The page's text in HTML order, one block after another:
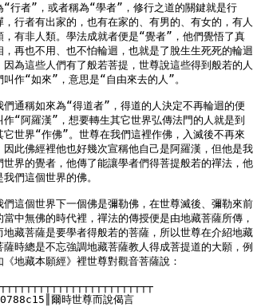
“行者”，或者稱為“學者”，修行之道的關鍵就是行
，行者有出家的，也有在家的、有男的、有女的，有人
，有非人類。學法成就者便是“覺者”，他們覺悟了真
，再也不用、也不怕輪迴，也就是了脫生生死死的輪迴
因為這些人們有了般若菩提，世尊說這些得到般若的人
叫作“如來”，意思是“自由來去的人”。
們通稱如來為“得道者”，得道的人決定不再輪迴的便
作“阿羅漢”，想要轉生其它世界弘傳法門的人就是到
它世界“作佛”。世尊在我們這裡作佛，入滅後不再來
因此佛經裡他也好幾次宣稱他自己是阿羅漢，但他是我
世界的覺者，他傳了能讓學者們得菩提般若的禪法，他
我們這個世界的佛。
們這個世界下一個佛是彌勒佛，在世尊滅後、彌勒來前
當中無佛的時代裡，禪法的傳授便是由地藏菩薩所傳，
地藏菩薩是要學者得般若的菩薩，所以世尊在介紹地藏
薩時總是不忘強調地藏菩薩教人得成菩提道的大願，例
《地藏本願經》裡世尊對觀音菩薩說：
爾時世尊而說偈言